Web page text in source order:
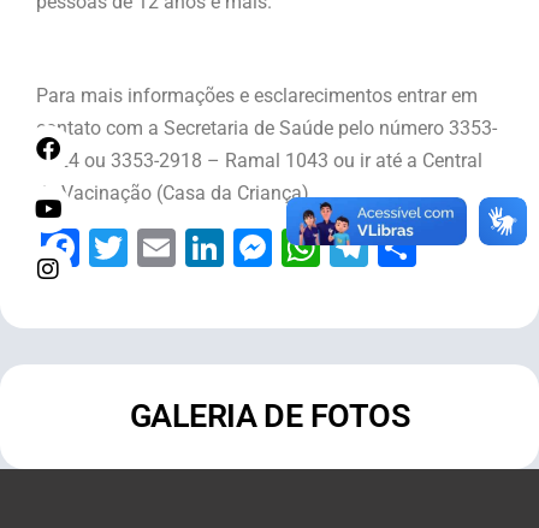
Para mais informações e esclarecimentos entrar em
contato com a Secretaria de Saúde pelo número 3353-
2624 ou 3353-2918 – Ramal 1043 ou ir até a Central
de Vacinação (Casa da Criança).
Facebook
Twitter
EmailLinkedIn
Messenger
WhatsApp
Telegram
Share
GALERIA DE FOTOS